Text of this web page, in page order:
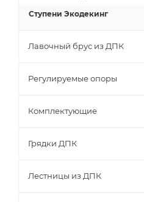
Ступени Экодекинг
Лавочный брус из ДПК
Регулируемые опоры
Комплектующие
Грядки ДПК
Лестницы из ДПК